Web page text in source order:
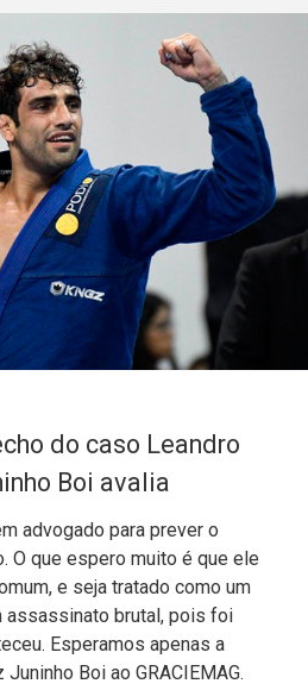
do caso Leandro
Boi avalia
advogado para prever o
O que espero muito é que ele
e seja tratado como um
assassinato brutal, pois foi
Esperamos apenas a
Boi ao GRACIEMAG.